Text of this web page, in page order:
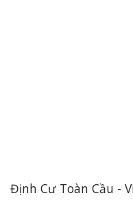
Định Cư Toàn Cầu -